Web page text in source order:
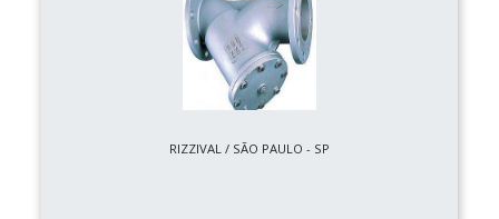
RIZZIVAL / SÃO PAULO - SP